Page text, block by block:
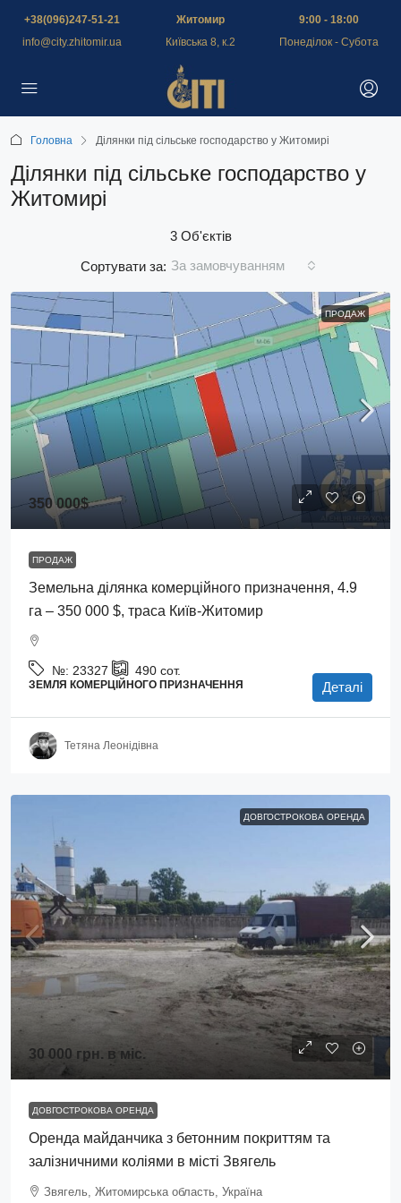
+38(096)247-51-21
info@city.zhitomir.ua
Житомир
Київська 8, к.2
9:00 - 18:00
Понеділок - Субота
Головна Ділянки під сільське господарство у Житомирі
Ділянки під сільське господарство у
Житомирі
3 Об'єктів
Сортувати за: За замовчуванням
ПРОДАЖ
350 000$
ПРОДАЖ
Земельна ділянка комерційного призначення, 4.9
га – 350 000 $, траса Київ-Житомир
№: 23327 490 сот.
ЗЕМЛЯ КОМЕРЦІЙНОГО ПРИЗНАЧЕННЯ Деталі
Тетяна Леонідівна
ДОВГОСТРОКОВА ОРЕНДА
30 000 грн. в міс.
ДОВГОСТРОКОВА ОРЕНДА
Оренда майданчика з бетонним покриттям та
залізничними коліями в місті Звягель
Звягель, Житомирська область, Україна